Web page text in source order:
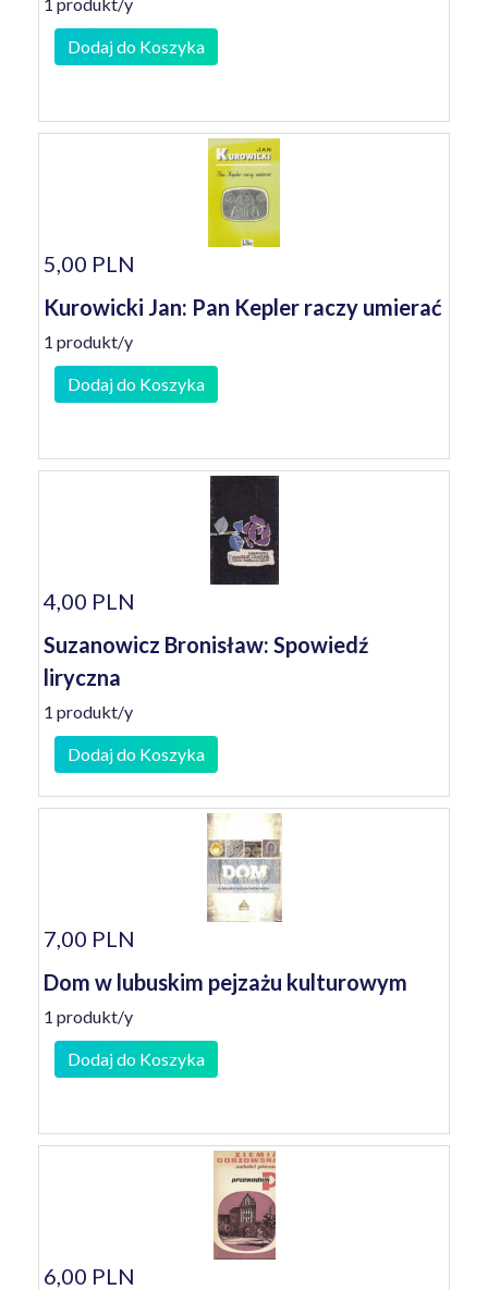
Dodaj do Koszyka
5,00 PLN
Kurowicki Jan: Pan Kepler raczy umierać
1 produkt/y
Dodaj do Koszyka
4,00 PLN
Suzanowicz Bronisław: Spowiedź
liryczna
1 produkt/y
Dodaj do Koszyka
7,00 PLN
Dom w lubuskim pejzażu kulturowym
1 produkt/y
Dodaj do Koszyka
6,00 PLN